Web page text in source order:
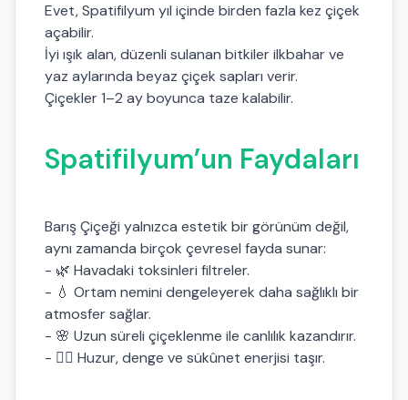
Evet, Spatifilyum yıl içinde birden fazla kez çiçek
açabilir.
İyi ışık alan, düzenli sulanan bitkiler ilkbahar ve
yaz aylarında beyaz çiçek sapları verir.
Çiçekler 1–2 ay boyunca taze kalabilir.
Spatifilyum’un Faydaları
Barış Çiçeği yalnızca estetik bir görünüm değil,
aynı zamanda birçok çevresel fayda sunar:
- 🌿 Havadaki toksinleri filtreler.
- 💧 Ortam nemini dengeleyerek daha sağlıklı bir
atmosfer sağlar.
- 🌸 Uzun süreli çiçeklenme ile canlılık kazandırır.
- 🧘‍♀️ Huzur, denge ve sükûnet enerjisi taşır.